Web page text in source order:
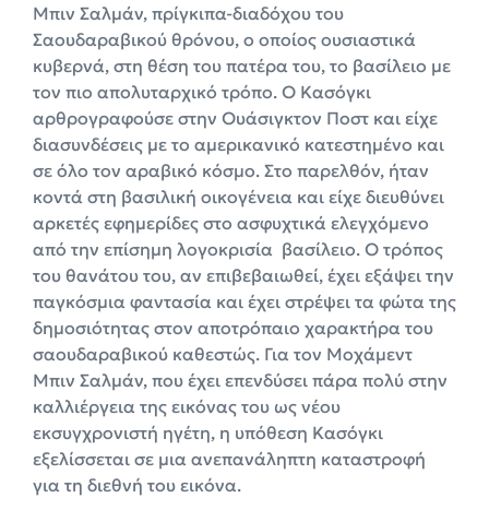
Μπιν Σαλμάν, πρίγκιπα-διαδόχου του
Σαουδαραβικού θρόνου, ο οποίος ουσιαστικά
κυβερνά, στη θέση του πατέρα του, το βασίλειο με
τον πιο απολυταρχικό τρόπο. Ο Κασόγκι
αρθρογραφούσε στην Ουάσιγκτον Ποστ και είχε
διασυνδέσεις με το αμερικανικό κατεστημένο και
σε όλο τον αραβικό κόσμο. Στο παρελθόν, ήταν
κοντά στη βασιλική οικογένεια και είχε διευθύνει
αρκετές εφημερίδες στο ασφυχτικά ελεγχόμενο
από την επίσημη λογοκρισία βασίλειο. Ο τρόπος
του θανάτου του, αν επιβεβαιωθεί, έχει εξάψει την
παγκόσμια φαντασία και έχει στρέψει τα φώτα της
δημοσιότητας στον αποτρόπαιο χαρακτήρα του
σαουδαραβικού καθεστώς. Για τον Μοχάμεντ
Μπιν Σαλμάν, που έχει επενδύσει πάρα πολύ στην
καλλιέργεια της εικόνας του ως νέου
εκσυγχρονιστή ηγέτη, η υπόθεση Κασόγκι
εξελίσσεται σε μια ανεπανάληπτη καταστροφή
για τη διεθνή του εικόνα.